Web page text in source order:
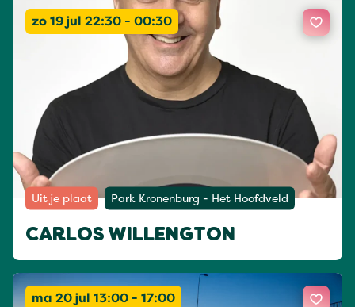
zo 19 jul 22:30 - 00:30
Uit je plaat Park Kronenburg - Het Hoofdveld
CARLOS WILLENGTON
ma 20 jul 13:00 - 17:00